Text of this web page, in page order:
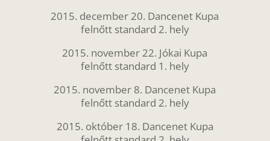
2015. december 20. Dancenet Kupa
felnőtt standard 2. hely
2015. november 22. Jókai Kupa
felnőtt standard 1. hely
2015. november 8. Dancenet Kupa
felnőtt standard 2. hely
2015. október 18. Dancenet Kupa